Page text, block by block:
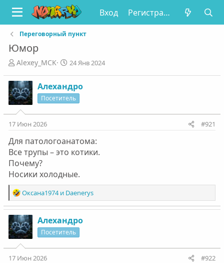
Вход Регистрация
Переговорный пункт
Юмор
А
т
о
р
т
м
ы
Alexey_MCK
Д
а
н
л
24 Янв 2024
Алехандро
Посетитель
17 Июн 2026 #921
Для патологоанатома:
Все трупы – это котики.
Почему?
Носики холодные.
Р
е
а
к
ц
и
и
:
Оксана1974и Daenerys
Алехандро
Посетитель
17 Июн 2026 #922